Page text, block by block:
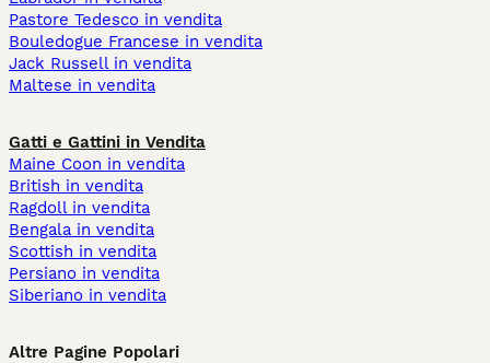
Pastore Tedesco in vendita
Bouledogue Francese in vendita
Jack Russell in vendita
Maltese in vendita
Gatti e Gattini in Vendita
Maine Coon in vendita
British in vendita
Ragdoll in vendita
Bengala in vendita
Scottish in vendita
Persiano in vendita
Siberiano in vendita
Altre Pagine Popolari